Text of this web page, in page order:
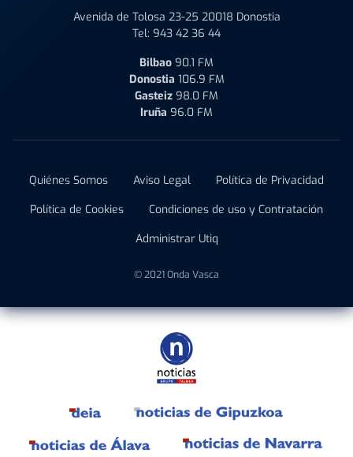
Avenida de Tolosa 23-25 20018 Donostia
Tel: 943 42 36 44
Bilbao 90.1 FM
Donostia 106.9 FM
Gasteiz 98.0 FM
Iruña 96.0 FM
Quiénes Somos Aviso Legal
Política de Privacidad
Política de Cookies
Condiciones de uso y Contratación
Administrar Utiq
© 2021 Onda Vasca